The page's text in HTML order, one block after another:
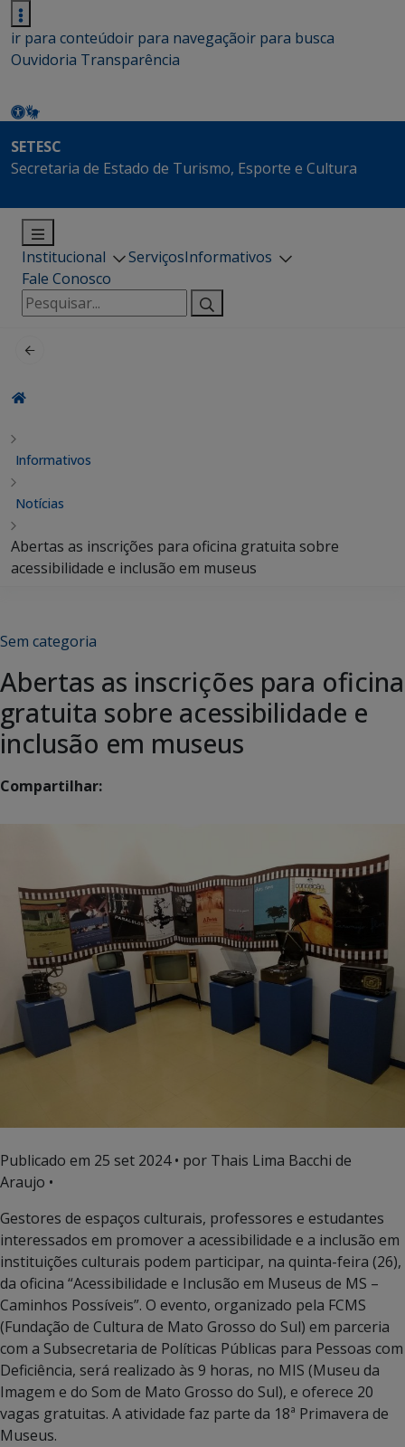
ir para conteúdoir para navegaçãoir para busca
Ouvidoria Transparência
SETESC
Secretaria de Estado de Turismo, Esporte e Cultura
Institucional ServiçosInformativos
Fale Conosco
Pesquisar
por:
Informativos
Notícias
Abertas as inscrições para oficina gratuita sobre
acessibilidade e inclusão em museus
Sem categoria
Abertas as inscrições para oficina
gratuita sobre acessibilidade e
inclusão em museus
Compartilhar:
Publicado em 25 set 2024• por Thais Lima Bacchi de
Araujo •
Gestores de espaços culturais, professores e estudantes
interessados em promover a acessibilidade e a inclusão em
instituições culturais podem participar, na quinta-feira (26),
da oficina “Acessibilidade e Inclusão em Museus de MS –
Caminhos Possíveis”. O evento, organizado pela FCMS
(Fundação de Cultura de Mato Grosso do Sul) em parceria
com a Subsecretaria de Políticas Públicas para Pessoas com
Deficiência, será realizado às 9 horas, no MIS (Museu da
Imagem e do Som de Mato Grosso do Sul), e oferece 20
vagas gratuitas. A atividade faz parte da 18ª Primavera de
Museus.